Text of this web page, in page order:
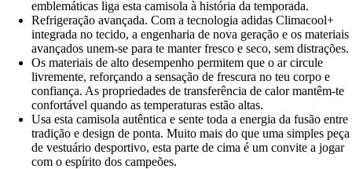
emblemáticas liga esta camisola à história da temporada.
Refrigeração avançada. Com a tecnologia adidas Climacool+
integrada no tecido, a engenharia de nova geração e os materiais
avançados unem-se para te manter fresco e seco, sem distrações.
Os materiais de alto desempenho permitem que o ar circule
livremente, reforçando a sensação de frescura no teu corpo e
confiança. As propriedades de transferência de calor mantêm-te
confortável quando as temperaturas estão altas.
Usa esta camisola autêntica e sente toda a energia da fusão entre
tradição e design de ponta. Muito mais do que uma simples peça
de vestuário desportivo, esta parte de cima é um convite a jogar
com o espírito dos campeões.